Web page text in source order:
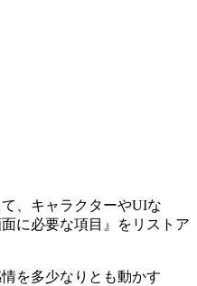
、キャラクターやUIな
に必要な項目』をリストア
を多少なりとも動かす